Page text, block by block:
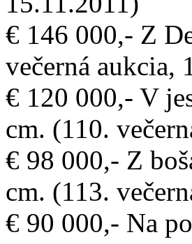
€ 146 000,- Z
večerná aukcia,
€ 120 000,- V
cm. (110.
€ 98 000,- Z
cm. (113.
€ 90 000,- Na